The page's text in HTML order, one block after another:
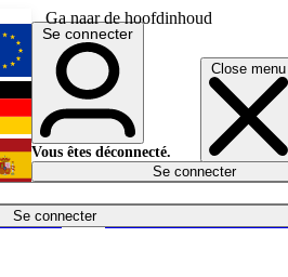
Ga naar de hoofdinhoud
Close menu
Se connecter
Économie
English
Deutsch
Español
Se connecter
Vous êtes déconnecté.
Se connecter